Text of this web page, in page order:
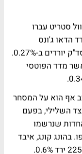
סטריט עברו
הדאו ג'ונס
מוסיפים 0.13% ואילו החוזים על הנאסד"ק יורדים ב-0.27%.
מדד הפוטסי
אף הוא על המסחר
השלילי, בפעם
שנרשמו
בהונג קונג, איבד
מדד האנג סנג 1.1%. ביפן, מדד הניקיי 225 ירד 0.6%.